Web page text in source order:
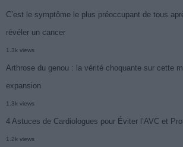
C’est le symptôme le plus préoccupant de tous
révéler un cancer
1.3k views
Arthrose du genou : la vérité choquante sur cette
expansion
1.3k views
4 Astuces de Cardiologues pour Éviter l’AVC et
1.2k views